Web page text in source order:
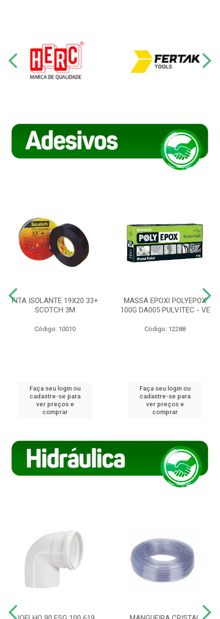
FITA ISOLANTE 19X20 33+
SCOTCH 3M
Código: 10010
Faça seu login ou
cadastre-se para
ver preços e
comprar
MASSA EPOXI POLYEPOX
100G DA005 PULVITEC - VE
Código: 12288
Faça seu login ou
cadastre-se para
ver preços e
comprar